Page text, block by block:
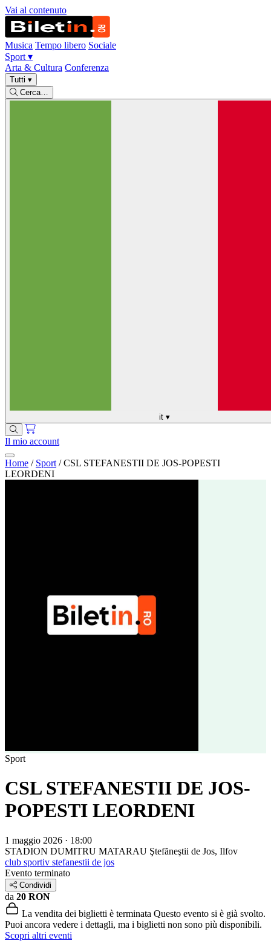
Vai al contenuto
Musica Tempo libero Sociale
Sport ▾
Arta & Cultura Conferenza
Tutti ▾
Cerca…
it ▾
Il mio account
Home / Sport / CSL STEFANESTII DE JOS-POPESTI
LEORDENI
Sport
CSL STEFANESTII DE JOS-
POPESTI LEORDENI
1 maggio 2026 · 18:00
STADION DUMITRU MATARAU Ştefăneştii de Jos, Ilfov
club sportiv stefanestii de jos
Evento terminato
Condividi
da 20 RON
La vendita dei biglietti è terminata Questo evento si è già svolto.
Puoi ancora vedere i dettagli, ma i biglietti non sono più disponibili.
Scopri altri eventi